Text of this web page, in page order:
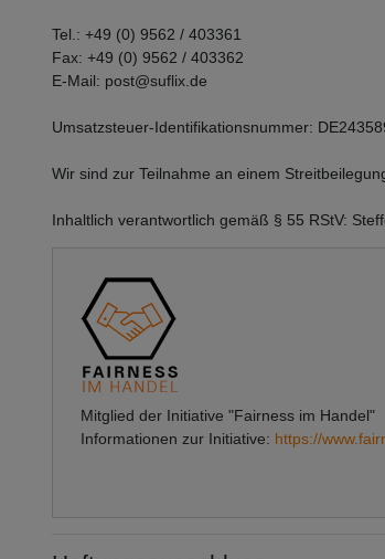
Tel.: +49 (0) 9562 / 403361
Fax: +49 (0) 9562 / 403362
E-Mail: post@suflix.de
Umsatzsteuer-Identifikationsnummer:
Wir sind zur Teilnahme an einem
Inhaltlich verantwortlich gemäß § 55 RStV:
Mitglied der Initiative "Fairness im Handel"
Informationen zur Initiative: https://